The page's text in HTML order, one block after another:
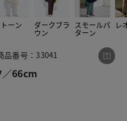
ーン ダークブラ
ウン
スモールパ
ターン
レ
品番号：33041
／66cm